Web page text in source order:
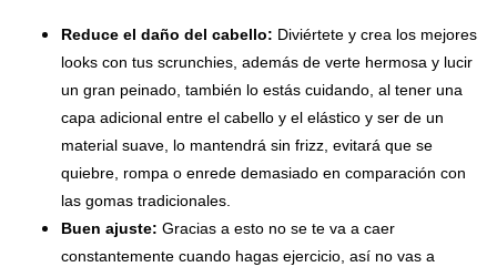
Reduce el daño del cabello: Diviértete y crea los mejores
looks con tus scrunchies, además de verte hermosa y lucir
un gran peinado, también lo estás cuidando, al tener una
capa adicional entre el cabello y el elástico y ser de un
material suave, lo mantendrá sin frizz, evitará que se
quiebre, rompa o enrede demasiado en comparación con
las gomas tradicionales.
Buen ajuste: Gracias a esto no se te va a caer
constantemente cuando hagas ejercicio, así no vas a